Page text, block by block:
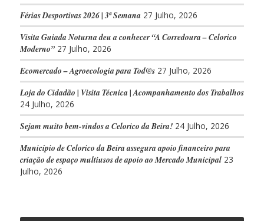
Férias Desportivas 2026 | 3ª Semana 27 Julho, 2026
Visita Guiada Noturna deu a conhecer “A Corredoura – Celorico
Moderno” 27 Julho, 2026
Ecomercado – Agroecologia para Tod@s 27 Julho, 2026
Loja do Cidadão | Visita Técnica | Acompanhamento dos Trabalhos
24 Julho, 2026
Sejam muito bem-vindos a Celorico da Beira! 24 Julho, 2026
Município de Celorico da Beira assegura apoio financeiro para
criação de espaço multiusos de apoio ao Mercado Municipal 23
Julho, 2026